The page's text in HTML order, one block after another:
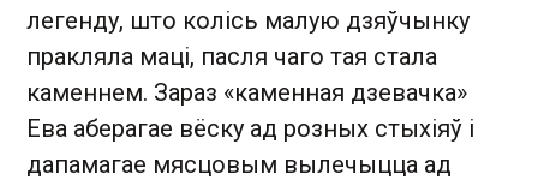
легенду, што колісь малую дзяўчынку
пракляла маці, пасля чаго тая стала
каменнем. Зараз «каменная дзевачка»
Ева аберагае вёску ад розных стыхіяў і
дапамагае мясцовым вылечыцца ад